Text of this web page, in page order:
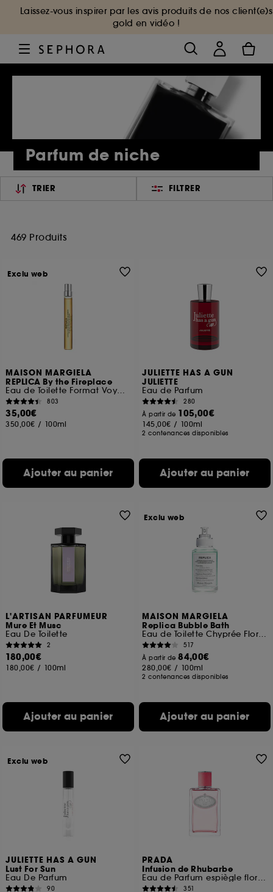
Laissez-vous inspirer par les avis produits de nos client(e)s
gold en vidéo !
Parfum de niche
TRIER FILTRER
469 Produits
MAISON MARGIELA
REPLICA By the Fireplace
Eau de Toilette Format Voyage
803
35,00€
350,00€ / 100ml
Ajouter au panier
Exclu web
JULIETTE HAS A GUN
JULIETTE
Eau de Parfum
280
À partir de 105,00€
145,00€ / 100ml
2 contenances disponibles
Ajouter au panier
L'ARTISAN PARFUMEUR
Mure Et Musc
Eau De Toilette
2
180,00€
180,00€ / 100ml
Ajouter au panier
MAISON MARGIELA
Replica Bubble Bath
Eau de Toilette Chyprée Florale
517
À partir de84,00€
280,00€ / 100ml
2 contenances disponibles
Ajouter au panier
Exclu web
JULIETTE HAS A GUN
Lust For Sun
Eau De Parfum
90
Exclu web
PRADA
Infusion de Rhubarbe
Eau de Parfum espiègle florale fruitée
351